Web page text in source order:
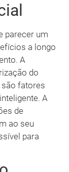
parecer um
a longo
A
do
fatores
A
de
ao seu
para